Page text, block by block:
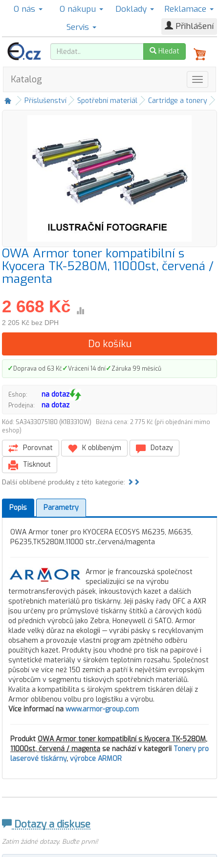
O nás O nákupu Doklady
Reklamace
Servis
Přihlášení
Hledat
Katalog
Příslušenství Spotřební materiál Cartridge a tonery
OWA Armor toner kompatibilní s
Kyocera TK-5280M, 11000st, červená /
magenta
2 668 Kč
2 205 Kč bez DPH
Do košíku
✓Doprava od 63 Kč✓Vrácení 14 dní✓Záruka 99 měsíců
Eshop: na dotaz
Prodejna: na dotaz
Kód: SA3433075180 (K18331OW)
Běžná cena: 2 775 Kč (při objednání mimo
eshop)
Porovnat K oblíbeným
Dotazy
Tisknout
Další oblíbené produkty z této kategorie:
Popis Parametry
OWA Armor toner pro KYOCERA ECOSYS M6235, M6635,
P6235,TK5280M,11000 str.,červená/magenta
Armor je francouzská společnost
specializující se na výrobu
termotransferových pásek, inkoustových kazet a dalších
spotřebních materiálů pro tiskárny. Její pásky řady OFC a AXR
jsou určeny pro průmyslové tiskárny štítků a čárových kódů
od předních výrobců jako Zebra, Honeywell či SATO. Armor
klade velký důraz na ekologii — vyrábí pásky s recyklovaným
obsahem a provozuje vlastní program zpětného odběru
použitých kazet. Produkty jsou vhodné pro tisk na papírové i
syntetické materiály v širokém teplotním rozsahu. Společnost
působí ve více než 150 zemích a patří k největším evropským
výrobcům v segmentu tiskových spotřebních materiálů.
Kvalita a kompatibilita s širokým spektrem tiskáren dělají z
Armor oblíbenou volbu pro logistiku a výrobu.
Více informací na www.armor-group.com
Produkt OWA Armor toner kompatibilní s Kyocera TK-5280M,
11000st, červená / magenta se nachází v kategorii Tonery pro
laserové tiskárny, výrobce ARMOR
Dotazy a diskuse
Zatím žádné dotazy. Buďte první!